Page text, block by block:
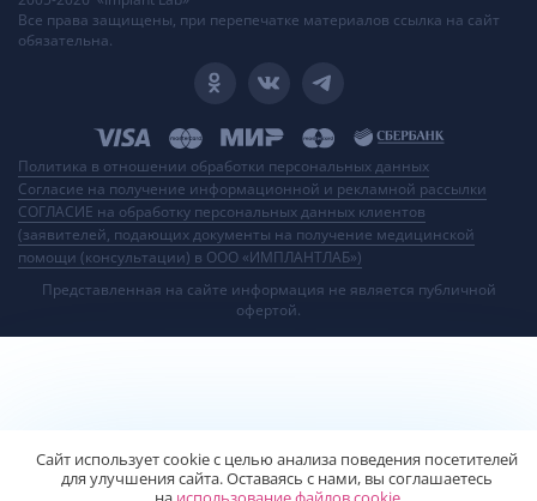
Все права защищены, при перепечатке материалов ссылка на сайт
обязательна.
Политика в отношении обработки персональных данных
Согласие на получение информационной и рекламной рассылки
СОГЛАСИЕ на обработку персональных данных клиентов
(заявителей, подающих документы на получение медицинской
помощи (консультации) в ООО «ИМПЛАНТЛАБ»)
Представленная на сайте информация не является публичной
офертой.
Сайт использует сооkiе с целью анализа поведения посетителей
для улучшения сайта. Оставаясь с нами, вы соглашаетесь